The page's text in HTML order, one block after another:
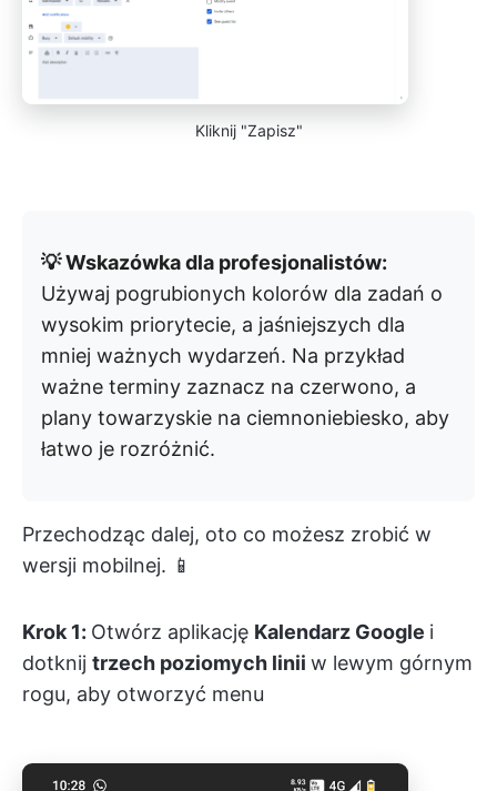
Kliknij "Zapisz"
💡 Wskazówka dla profesjonalistów:
Używaj pogrubionych kolorów dla zadań o
wysokim priorytecie, a jaśniejszych dla
mniej ważnych wydarzeń. Na przykład
ważne terminy zaznacz na czerwono, a
plany towarzyskie na ciemnoniebiesko, aby
łatwo je rozróżnić.
Przechodząc dalej, oto co możesz zrobić w
wersji mobilnej. 📱
Krok 1: Otwórz aplikację Kalendarz Google i
dotknij trzech poziomych linii w lewym górnym
rogu, aby otworzyć menu